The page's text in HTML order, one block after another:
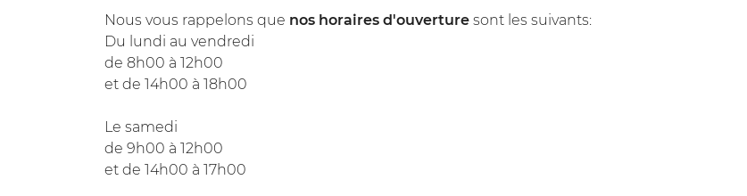
En cochant cette case, vous consentez à recevoir nos propositions commerciales
à l'adresse email indiqué ci-dessus. Vous pouvez vous désinscrire à tout moment
en utilisant
le formulaire de désinscription
Nous vous rappelons que nos horaires d'ouverture sont les suivants:
Du lundi au vendredi
de 8h00 à 12h00
et de 14h00 à 18h00
Le samedi
de 9h00 à 12h00
et de 14h00 à 17h00